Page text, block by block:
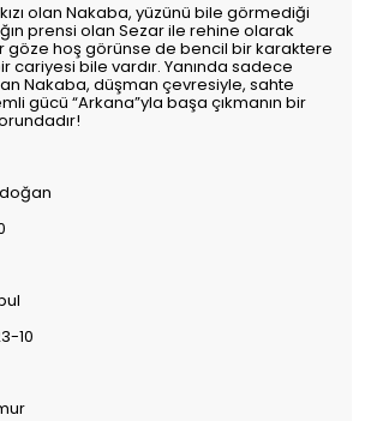
olan Nakaba, yüzünü bile görmediği
prensi olan Sezar ile rehine olarak
göze hoş görünse de bencil bir karaktere
cariyesi bile vardır. Yanında sadece
Nakaba, düşman çevresiyle, sahte
gücü “Arkana”yla başa çıkmanın bir
10